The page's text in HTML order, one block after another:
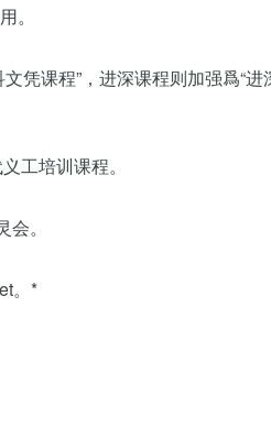
。
凭课程”，进深课程则加强爲“进
工培训课程。
。
。*